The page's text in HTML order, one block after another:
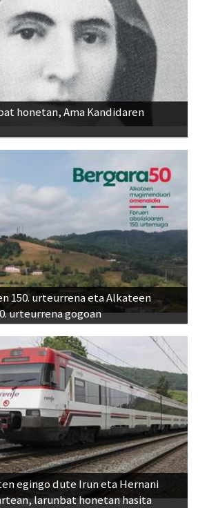
honetan, Ama Kandidaren
150. urteurrena eta Alkateen
urteurrena gogoan
egingo dute Irun eta Hernani
larunbat honetan hasita